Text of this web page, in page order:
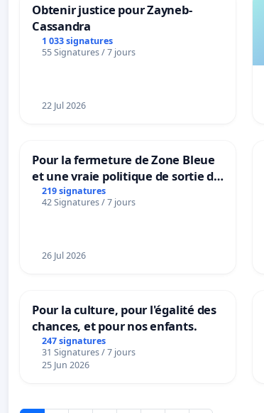
Obtenir justice pour Zayneb-
Cassandra
1 033 signatures
55 Signatures / 7 jours
22 Jul 2026
Pour la fermeture de Zone Bleue
et une vraie politique de sortie de
la dépendance
219 signatures
42 Signatures / 7 jours
26 Jul 2026
Pour la culture, pour l'égalité des
chances, et pour nos enfants.
247 signatures
31 Signatures / 7 jours
25 Jun 2026